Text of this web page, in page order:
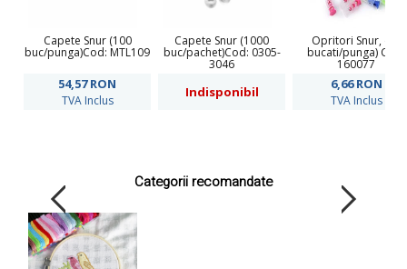
Capete Snur (100
buc/punga)Cod: MTL109
54,57RON
TVA Inclus
Capete Snur (1000
buc/pachet)Cod: 0305-
3046
Indisponibil
Opritori Snur, (50
bucati/punga) Cod:
160077
6,66RON
TVA Inclus
Categorii recomandate